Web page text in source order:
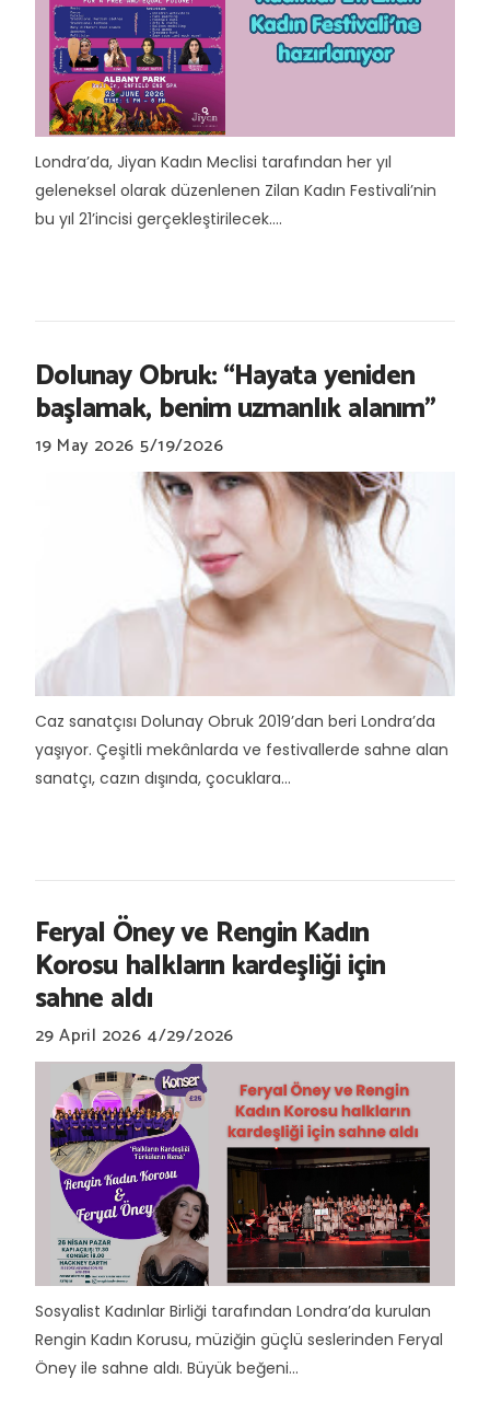
Londra’da, Jiyan Kadın Meclisi tarafından her yıl
geleneksel olarak düzenlenen Zilan Kadın Festivali’nin
bu yıl 21’incisi gerçekleştirilecek....
Dolunay Obruk: “Hayata yeniden
başlamak, benim uzmanlık alanım”
19 May 2026 5/19/2026
Caz sanatçısı Dolunay Obruk 2019’dan beri Londra’da
yaşıyor. Çeşitli mekânlarda ve festivallerde sahne alan
sanatçı, cazın dışında, çocuklara...
Feryal Öney ve Rengin Kadın
Korosu halkların kardeşliği için
sahne aldı
29 April 2026 4/29/2026
Sosyalist Kadınlar Birliği tarafından Londra’da kurulan
Rengin Kadın Korusu, müziğin güçlü seslerinden Feryal
Öney ile sahne aldı. Büyük beğeni...